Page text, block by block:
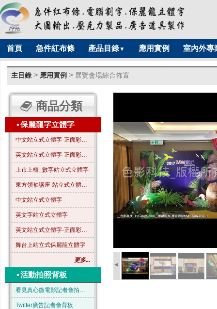
首頁 急件紅布條 產品目錄▼ 應用實例 室內外專
主目錄 > 應用實例 > 展覽會場綜合佈置
商品分類
▪保麗龍字立體字
中文站立式立體字-正面彩色-A01
英文站立式立體字-正面彩色-B01
上市上櫃_數字站立式立體字
東方領袖講座-站立式立體字_全字噴漆_霧金色
中文站立式立體字
英文字站立式立體字
英文站立式立體字-正面彩色-B04
舞台上站立式保麗龍立體字
更多...
▪活動拍照背板
看見真心微電影記者會拍照背板
Twitter廣告記者會背板
◂